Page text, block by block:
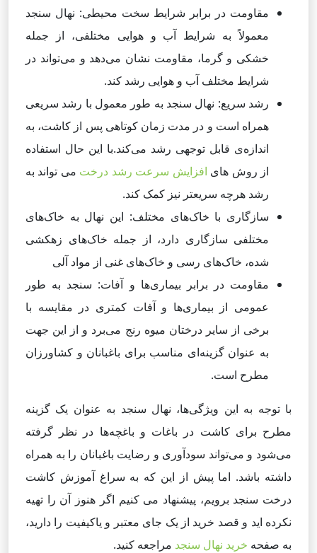
مقاومت در برابر شرایط سخت محیطی: نهال سنجد
معمولاً به شرایط آب و هوایی مختلفی، از جمله
خشکی و گرما، مقاومت نشان می‌دهد و می‌تواند در
شرایط مختلف آب و هوایی رشد کند.
رشد سریع: نهال سنجد به طور معمول با رشد سریعی
همراه است و در مدت زمان کوتاهی پس از کاشت، به
اندازه‌ی قابل توجهی رشد می‌کند.با این حال استفاده
از روش های افزایش سرعت رشد درخت می تواند به
رشد هرچه سریعتر نیز کمک کند.
سازگاری با خاک‌های مختلف: این نهال به خاک‌های
مختلفی سازگاری دارد، از جمله خاک‌های زهکشی
شده، خاک‌های رسی و خاک‌های غنی از مواد آلی
مقاومت در برابر بیماری‌ها و آفات: سنجد به طور
عمومی از بیماری‌ها و آفات کمتری در مقایسه با
برخی از سایر درختان میوه رنج می‌برد و از این جهت
به عنوان گزینه‌ای مناسب برای باغبانان و کشاورزان
مطرح است.
با توجه به این ویژگی‌ها، نهال سنجد به عنوان یک گزینه
مطرح برای کاشت در باغات و باغچه‌ها در نظر گرفته
می‌شود و می‌تواند سودآوری و رضایت باغبانان را به همراه
داشته باشد. اما پیش از این که به سراغ آموزش کاشت
درخت سنجد برویم، پیشنهاد می کنیم اگر هنوز آن را تهیه
نکرده اید و قصد خرید از یک جای معتبر و یاکیفیت را دارید،
به صفحه خرید نهال سنجد مراجعه کنید.